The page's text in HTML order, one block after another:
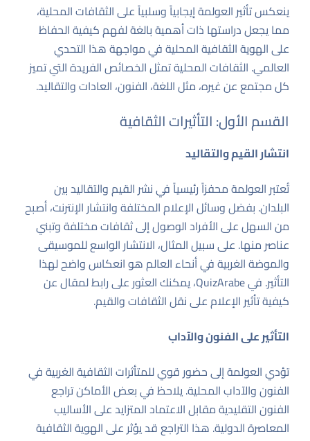
ينعكس تأثير العولمة إيجابياً وسلبياً على الثقافات المحلية،
مما يجعل دراستها ذات أهمية بالغة لفهم كيفية الحفاظ
على الهوية الثقافية المحلية في مواجهة هذا التحدي
العالمي. الثقافات المحلية تمثل الخصائص الفريدة التي تميز
كل مجتمع عن غيره، مثل اللغة، الفنون، العادات والتقاليد.
القسم الأول: التأثيرات الثقافية
انتشار القيم والتقاليد
تُعتبر العولمة محفزاً رئيسياً في نشر القيم والتقاليد بين
البلدان. بفضل وسائل الإعلام المختلفة وانتشار الإنترنت، أصبح
من السهل على الأفراد الوصول إلى ثقافات مختلفة وتبني
عناصر منها. على سبيل المثال، الانتشار الواسع للموسيقى
والموضة الغربية في أنحاء العالم هو انعكاس واضح لهذا
التأثير. فيQuizArabe، يمكنك العثور على رابط لمقال عن
كيفية تأثير الإعلام على نقل الثقافات والقيم.
التأثير على الفنون والآداب
تؤدي العولمة إلى حضور قوي للمتأثرات الثقافية الغربية في
الفنون والآداب المحلية. يلاحظ في بعض الأماكن تراجع
الفنون التقليدية مقابل الاعتماد المتزايد على الأساليب
المعاصرة الدولية. هذا التراجع قد يؤثر على الهوية الثقافية